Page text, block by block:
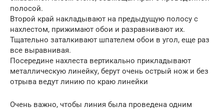
полосой.
Второй край накладывают на предыдущую полосу с
нахлестом, прижимают обои и разравнивают их.
Тщательно заталкивают шпателем обои в угол, еще раз
все выравнивая.
Посередине нахлеста вертикально прикладывают
металлическую линейку, берут очень острый нож и без
отрыва ведут линию по краю линейки
Очень важно, чтобы линия была проведена одним